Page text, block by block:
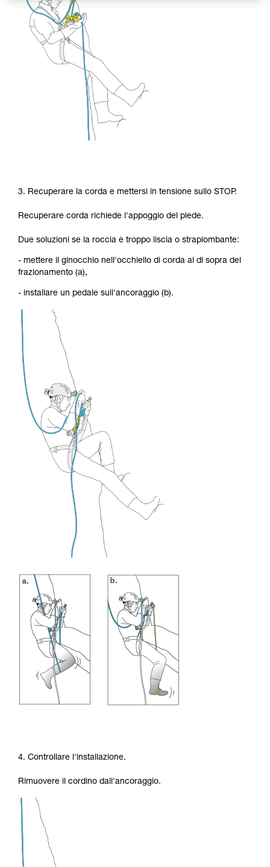
3. Recuperare la corda e mettersi in tensione sullo STOP.
Recuperare corda richiede l'appoggio del piede.
Due soluzioni se la roccia è troppo liscia o strapiombante:
- mettere il ginocchio nell'occhiello di corda al di sopra del
frazionamento (a),
- installare un pedale sull'ancoraggio (b).
4. Controllare l'installazione.
Rimuovere il cordino dall'ancoraggio.